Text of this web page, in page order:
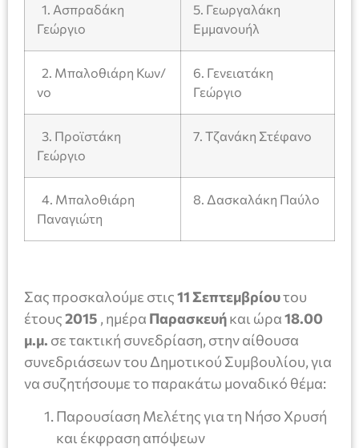
1. Ασπραδάκη
Γεώργιο
5. Γεωργαλάκη
Εμμανουήλ
2. Μπαλοθιάρη Κων/
νο
6. Γενειατάκη
Γεώργιο
3. Προϊστάκη
Γεώργιο
7. Τζανάκη Στέφανο
4. Μπαλοθιάρη
Παναγιώτη
8. Δασκαλάκη Παύλο
Σας προσκαλούμε στις11 Σεπτεμβρίουτου
έτους2015 , ημέρα Παρασκευήκαι ώρα18.00
μ.μ. σε τακτική συνεδρίαση, στην αίθουσα
συνεδριάσεων του Δημοτικού Συμβουλίου, για
να συζητήσουμε το παρακάτω μοναδικό θέμα:
Παρουσίαση Μελέτης για τη Νήσο Χρυσή
και έκφραση απόψεων